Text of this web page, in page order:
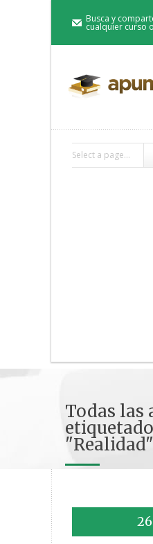
Busca y
cualquier curso
Select a page...
Todas las
"Realidad"
26